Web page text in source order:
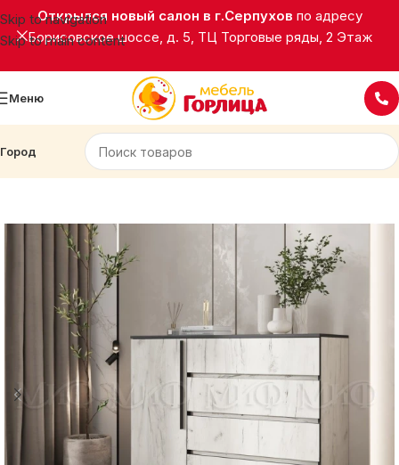
Skip to navigation
Skip to main content
Открылся новый салон в г.Серпухов по адресу
Борисовское шоссе, д. 5, ТЦ Торговые ряды, 2 Этаж
Меню
Город
Корпусная мебель Комоды